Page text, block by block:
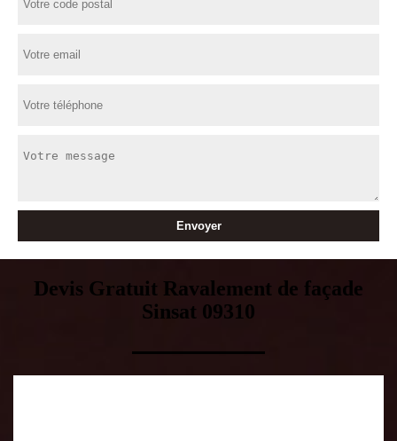
Devis Gratuit Ravalement de façade
Sinsat 09310